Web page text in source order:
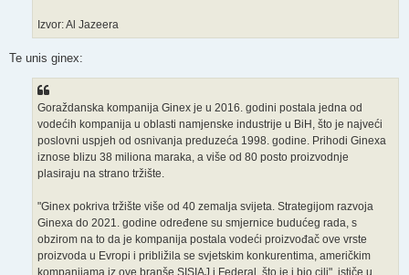
Izvor: Al Jazeera
Te unis ginex:
Goraždanska kompanija Ginex je u 2016. godini postala jedna od
vodećih kompanija u oblasti namjenske industrije u BiH, što je najveći
poslovni uspjeh od osnivanja preduzeća 1998. godine. Prihodi Ginexa
iznose blizu 38 miliona maraka, a više od 80 posto proizvodnje
plasiraju na strano tržište.
"Ginex pokriva tržište više od 40 zemalja svijeta. Strategijom razvoja
Ginexa do 2021. godine određene su smjernice budućeg rada, s
obzirom na to da je kompanija postala vodeći proizvođač ove vrste
proizvoda u Evropi i približila se svjetskim konkurentima, američkim
kompanijama iz ove branše SISIAJ i Federal, što je i bio cilj", ističe u